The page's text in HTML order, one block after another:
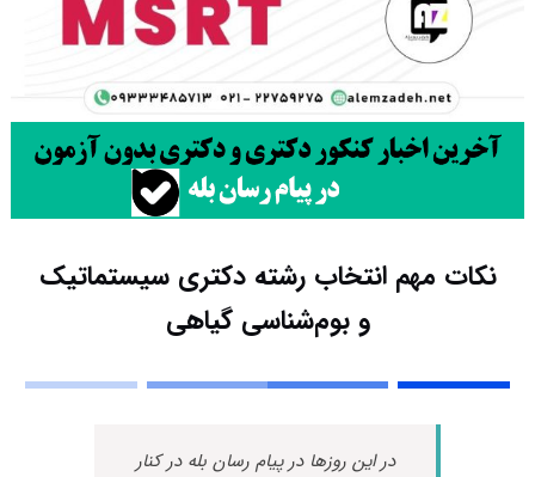
نکات مهم انتخاب رشته دکتری سیستماتیک
و بو‌‌م‌شناسی گیاهی
در این روزها در پیام رسان بله در کنار